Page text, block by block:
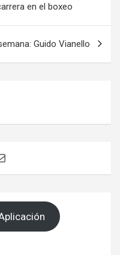
en el boxeo
Guido Vianello
electrónico